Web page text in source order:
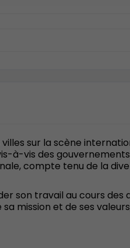
sur la scène
à-vis des
compte tenu de la
son travail au cours des
mission et de ses